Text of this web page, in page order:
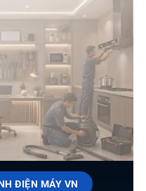
ĐIỆN MÁY VN